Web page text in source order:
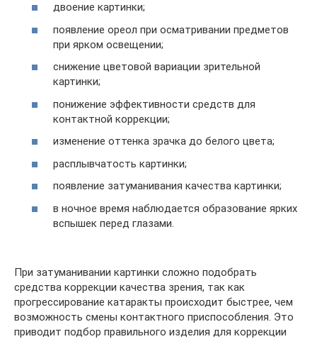
двоение картинки;
появление ореол при осматривании предметов
при ярком освещении;
снижение цветовой вариации зрительной
картинки;
понижение эффективности средств для
контактной коррекции;
изменение оттенка зрачка до белого цвета;
расплывчатость картинки;
появление затуманивания качества картинки;
в ночное время наблюдается образование ярких
вспышек перед глазами.
При затуманивании картинки сложно подобрать
средства коррекции качества зрения, так как
прогрессирование катаракты происходит быстрее, чем
возможность смены контактного приспособления. Это
приводит подбор правильного изделия для коррекции